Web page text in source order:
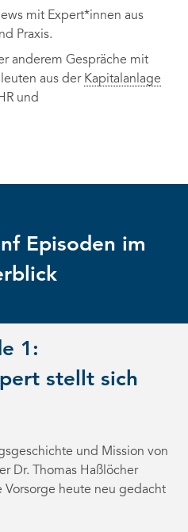
mit Expert*innen aus
Praxis.
anderem Gespräche mit
aus der Kapitalanlage
und
Episoden im
1:
stellt sich
und Mission von
Dr. Thomas Haßlöcher
heute neu gedacht